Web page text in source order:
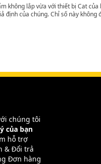
không lắp vừa với thiết bị Cat
của chúng. Chỉ số này
chúng tôi
của bạn
hỗ trợ
& Đổi trả
Đơn hàng